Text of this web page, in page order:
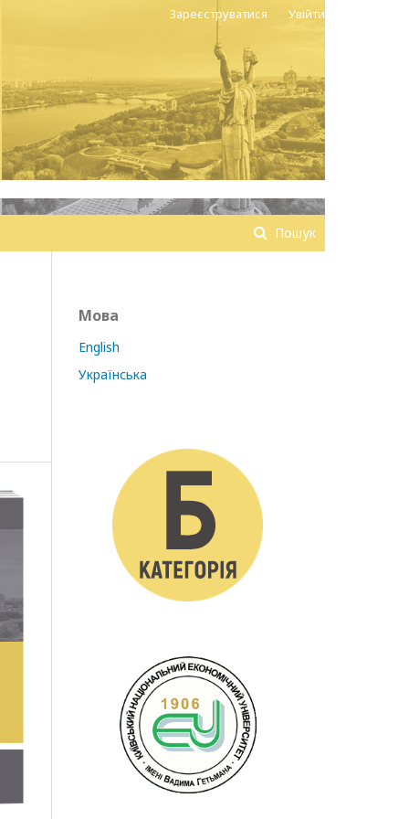
Пошук
Зареєструватися Увійти
Мова
English
Українська